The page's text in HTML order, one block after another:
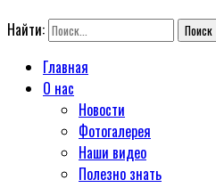
Найти:
Главная
О нас
Новости
Фотогалерея
Наши видео
Полезно знать